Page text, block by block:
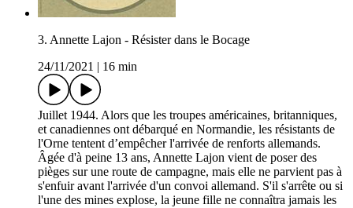
3. Annette Lajon - Résister dans le Bocage
24/11/2021
16 min
Juillet 1944. Alors que les troupes américaines, britanniques,
et canadiennes ont débarqué en Normandie, les résistants de
l'Orne tentent d’empêcher l'arrivée de renforts allemands.
Âgée d'à peine 13 ans, Annette Lajon vient de poser des
pièges sur une route de campagne, mais elle ne parvient pas à
s'enfuir avant l'arrivée d'un convoi allemand. S'il s'arrête ou si
l'une des mines explose, la jeune fille ne connaîtra jamais les